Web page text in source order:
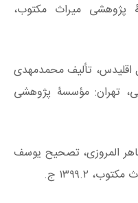
پژوهشی میراث مکتوب،
اقلیدس، تألیف محمدمهدی
تهران: مؤسسۀ پژوهشی
المروزی، تصحیح یوسف
۱۳۹۹.۲ ج.